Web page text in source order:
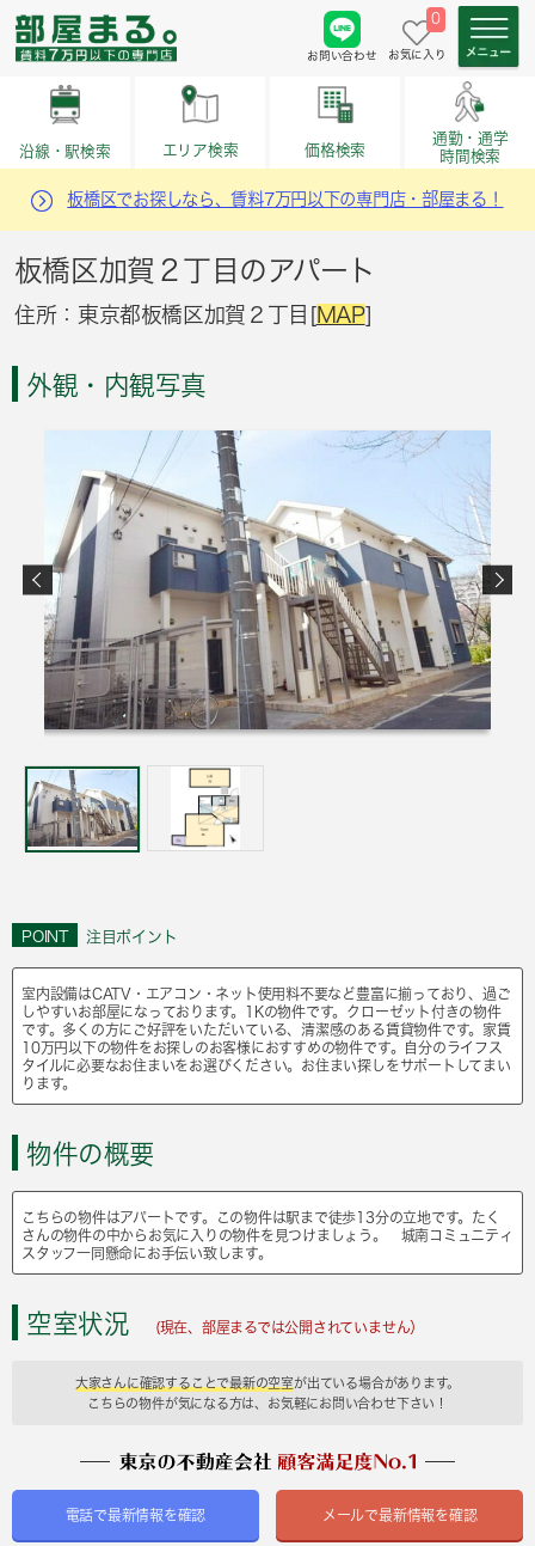
お問い合わせ
0
お気に入り
沿線・駅検索 エリア検索 価格検索
通勤・通学
時間検索
板橋区でお探しなら、賃料7万円以下の専門店・部屋まる！
板橋区加賀２丁目のアパート
住所：東京都板橋区加賀２丁目[MAP]
外観・内観写真
POINT 注目ポイント
室内設備はCATV・エアコン・ネット使用料不要など豊富に揃っており、過ご
しやすいお部屋になっております。1Kの物件です。クローゼット付きの物件
です。多くの方にご好評をいただいている、清潔感のある賃貸物件です。家賃
10万円以下の物件をお探しのお客様におすすめの物件です。自分のライフス
タイルに必要なお住まいをお選びください。お住まい探しをサポートしてまい
ります。
物件の概要
こちらの物件はアパートです。この物件は駅まで徒歩13分の立地です。たく
さんの物件の中からお気に入りの物件を見つけましょう。 城南コミュニティ
スタッフ一同懸命にお手伝い致します。
空室状況 (現在、部屋まるでは公開されていません）
大家さんに確認することで最新の空室が出ている場合があります。
こちらの物件が気になる方は、お気軽にお問い合わせ下さい！
電話で最新情報を確認 メールで最新情報を確認